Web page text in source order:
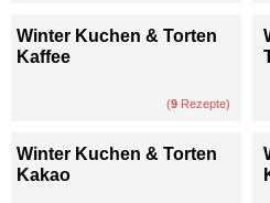
Winter Kuchen & Torten
Kaffee
(9 Rezepte)
Winter Kuchen & Torten
Kakao